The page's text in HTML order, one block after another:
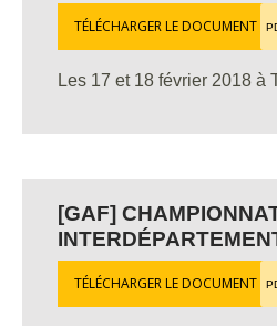
TÉLÉCHARGER LE DOCUMENT
Les 17 et 18 février 2018 à
[GAF]
TÉLÉCHARGER LE DOCUMENT